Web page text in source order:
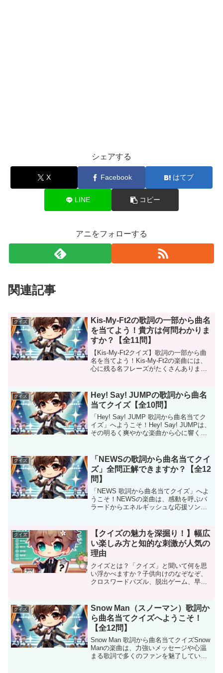
シェアする
X Facebook はてブ
LINE コピー
アニをフォローする
関連記事
クイズ
Kis-My-Ft2の歌詞の一部から曲名
を当てよう！貴方は何問わかりま
すか？【全11問】
【Kis-My-Ft2クイズ】歌詞の一部から曲
名を当てよう！Kis-My-Ft2の楽曲には、
心に残る名フレーズがたくさんあります
ールなナンバーまで、その歌詞はどれも
個性...
クイズ
Hey! Say! JUMPの歌詞から曲名
当てクイズ【全10問】
「Hey! Say! JUMP 歌詞から曲名当てク
イズ」へようこそ！Hey! Say! JUMPは、
その明るく爽やかな楽曲から心に響くバ
曲の歌詞をヒントに曲名を当てても...
クイズ
「NEWSの歌詞から曲名当てクイ
ズ」全問正解できますか？【全12
問】
「NEWS 歌詞から曲名当てクイズ」へよ
うこそ！NEWSの楽曲は、感動を呼ぶバ
ラードからエネルギッシュな応援ソン
さで多くのファンを魅了しています。こ
のクイズでは、NEW...
クイズ
【クイズの魅力を深掘り！】幅広
い楽しみ方と知的な刺激が人気の
理由
クイズとは？「クイズ」と聞いて何を思
い浮かべますか？子供向けのなぞなぞ、
クロスワードパズル、脱出ゲーム、早押
クイズを定義するのは難しいですが、
「Q&A形式のゲーム」と捉...
クイズ
Snow Man（スノーマン）歌詞か
ら曲名当てクイズへようこそ！
【全12問】
Snow Man 歌詞から曲名当てクイズSnow
Manの楽曲は、力強いメッセージや心温
まる歌詞で多くのファンを魅了していま